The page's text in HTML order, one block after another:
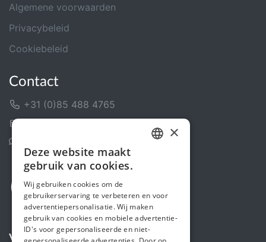
Algemene voorwaarden
Privacybeleid
Cookiebeleid
Contact
+31 (0)85 488 4765
ENGLISH
×
Deze website maakt
gebruik van cookies.
Wij gebruiken cookies om de
gebruikerservaring te verbeteren en voor
advertentiepersonalisatie. Wij maken
gebruik van cookies en mobiele advertentie-
ID's voor gepersonaliseerde en niet-